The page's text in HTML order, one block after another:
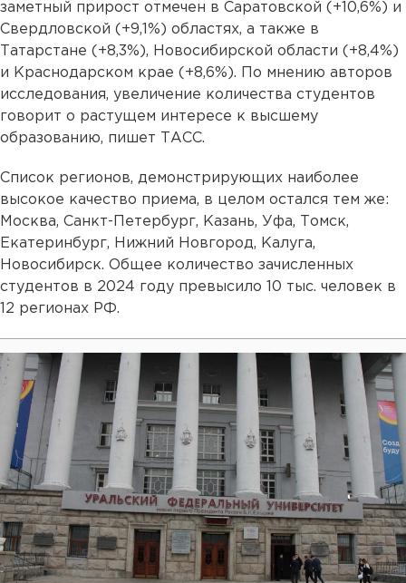
заметный прирост отмечен в Саратовской (+10,6%) и
Свердловской (+9,1%) областях, а также в
Татарстане (+8,3%), Новосибирской области (+8,4%)
и Краснодарском крае (+8,6%). По мнению авторов
исследования, увеличение количества студентов
говорит о растущем интересе к высшему
образованию, пишет ТАСС.
Список регионов, демонстрирующих наиболее
высокое качество приема, в целом остался тем же:
Москва, Санкт-Петербург, Казань, Уфа, Томск,
Екатеринбург, Нижний Новгород, Калуга,
Новосибирск. Общее количество зачисленных
студентов в 2024 году превысило 10 тыс. человек в
12 регионах РФ.